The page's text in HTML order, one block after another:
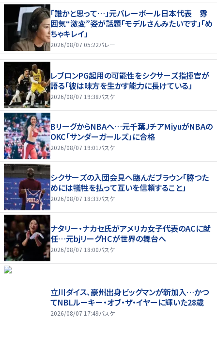
「誰かと思って…」元バレーボール日本代表 雰
囲気“激変”姿が話題「モデルさんみたいです」「め
ちゃキレイ」
2026/08/07 05:22バレー
レブロンPG起用の可能性をシクサーズ指揮官が
語る「彼は味方を生かす能力に長けている」
2026/08/07 19:38バスケ
BリーグからNBAへ…元千葉JチアMiyuがNBAの
OKC「サンダーガールズ」に合格
2026/08/07 19:01 バスケ
シクサーズの入団会見へ臨んだブラウン「勝つた
めには犠牲を払って互いを信頼すること」
2026/08/07 18:33バスケ
ナタリー・ナカセ氏がアメリカ女子代表のACに就
任…元bjリーグHCが世界の舞台へ
2026/08/07 18:00バスケ
立川ダイス、豪州出身ビッグマンが新加入…かつ
てNBLルーキー・オブ・ザ・イヤーに輝いた28歳
2026/08/07 17:49バスケ